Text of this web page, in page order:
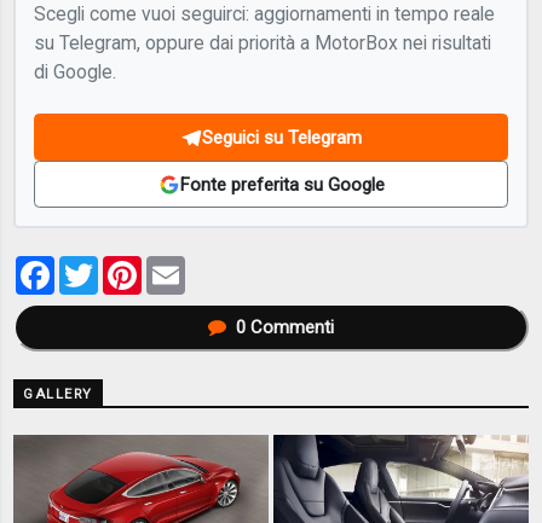
Scegli come vuoi seguirci: aggiornamenti in tempo reale
su Telegram, oppure dai priorità a MotorBox nei risultati
di Google.
Seguici su Telegram
Fonte preferita su Google
Facebook
TwitterPinterest
0Commenti
GALLERY